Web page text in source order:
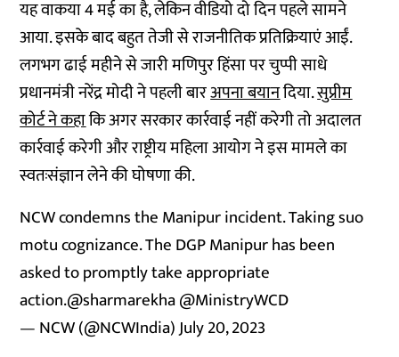
यह वाकया 4 मई का है, लेकिन वीडियो दो दिन पहले सामने
आया. इसके बाद बहुत तेजी से राजनीतिक प्रतिक्रियाएं आईं.
लगभग ढाई महीने से जारी मणिपुर हिंसा पर चुप्पी साधे
प्रधानमंत्री नरेंद्र मोदी ने पहली बारअपना बयानदिया.सुप्रीम
कोर्ट ने कहाकि अगर सरकार कार्रवाई नहीं करेगी तो अदालत
कार्रवाई करेगी और राष्ट्रीय महिला आयोग ने इस मामले का
स्वतःसंज्ञान लेने की घोषणा की.
NCW condemns the Manipur incident. Taking suo
motu cognizance. The DGP Manipur has been
asked to promptly take appropriate
action.@sharmarekha@MinistryWCD
— NCW (@NCWIndia)July 20, 2023